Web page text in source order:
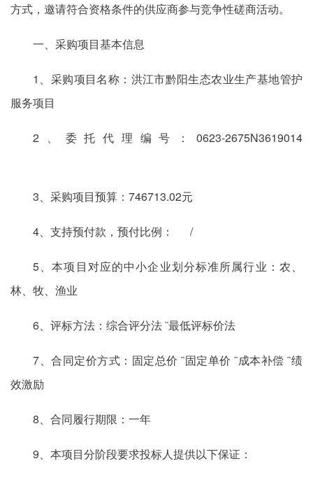
方式，邀请符合资格条件的供应商参与竞争性磋商活动。
一、采购项目基本信息
1、采购项目名称：洪江市黔阳生态农业生产基地管护
服务项目
2、委托代理编号：0623-2675N3619014
3、采购项目预算：746713.02元
4、支持预付款，预付比例： /
5、本项目对应的中小企业划分标准所属行业：农、
林、牧、渔业
6、评标方法：综合评分法 ¨最低评标价法
7、合同定价方式：固定总价 ¨固定单价 ¨成本补偿 ¨绩
效激励
8、合同履行期限：一年
9、本项目分阶段要求投标人提供以下保证：